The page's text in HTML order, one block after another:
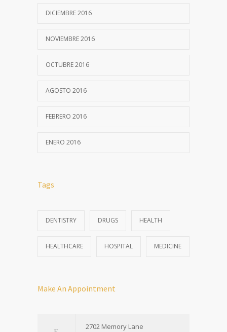
DICIEMBRE 2016
NOVIEMBRE 2016
OCTUBRE 2016
AGOSTO 2016
FEBRERO 2016
ENERO 2016
Tags
DENTISTRY DRUGS HEALTH
HEALTHCARE HOSPITAL MEDICINE
Make An Appointment
2702 Memory Lane